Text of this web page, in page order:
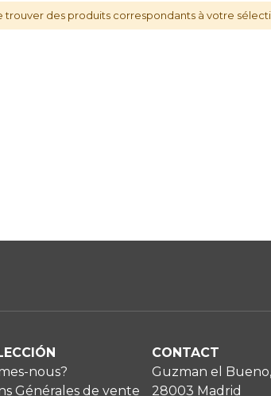
trouver des produits correspondants à votre
nous?
Générales de vente
CONTACT
Guzman el Bueno,
28003 Madrid